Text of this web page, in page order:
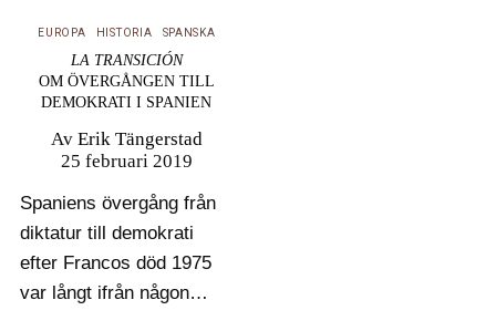
EUROPA HISTORIA SPANSKA
LA TRANSICIÓN
OM ÖVERGÅNGEN TILL
DEMOKRATI I SPANIEN
Av Erik Tängerstad
25 februari 2019
Spaniens övergång från
diktatur till demokrati
efter Francos död 1975
var långt ifrån någon